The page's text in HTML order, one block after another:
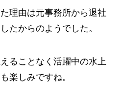
理由は元事務所から退社
たからのようでした。
ることなく活躍中の水上
楽しみですね。